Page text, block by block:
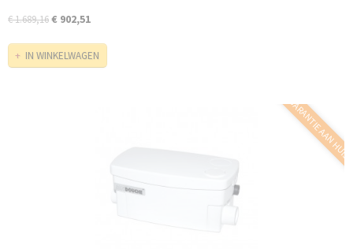
€ 1.689,16€ 902,51
IN WINKELWAGEN
GARANTIE AAN HUIS